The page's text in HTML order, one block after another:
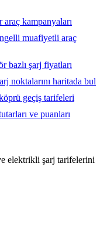
araç kampanyaları
muafiyetli araç
bazlı şarj fiyatları
noktalarını haritada bul
geçiş tarifeleri
ve puanları
elektrikli şarj tarifelerini